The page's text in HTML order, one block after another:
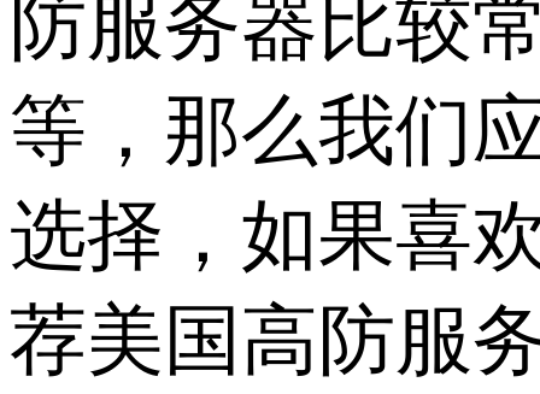
防服务器比较
等，那么我们
选择，如果喜
荐美国高防服